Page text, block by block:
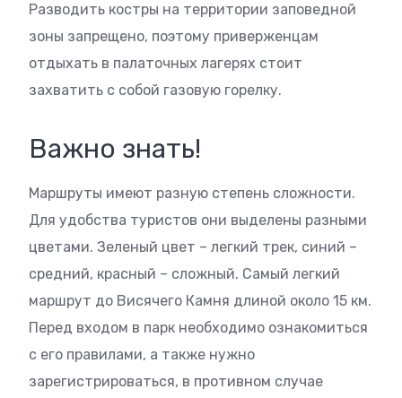
Разводить костры на территории заповедной
зоны запрещено, поэтому приверженцам
отдыхать в палаточных лагерях стоит
захватить с собой газовую горелку.
Важно знать!
Маршруты имеют разную степень сложности.
Для удобства туристов они выделены разными
цветами. Зеленый цвет – легкий трек, синий –
средний, красный – сложный. Самый легкий
маршрут до Висячего Камня длиной около 15 км.
Перед входом в парк необходимо ознакомиться
с его правилами, а также нужно
зарегистрироваться, в противном случае